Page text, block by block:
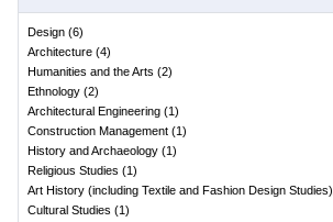
Design (6)
Architecture (4)
Humanities and the Arts (2)
Ethnology (2)
Architectural Engineering (1)
Construction Management (1)
History and Archaeology (1)
Religious Studies (1)
Art History (including Textile and Fashion Design Studies)
Cultural Studies (1)